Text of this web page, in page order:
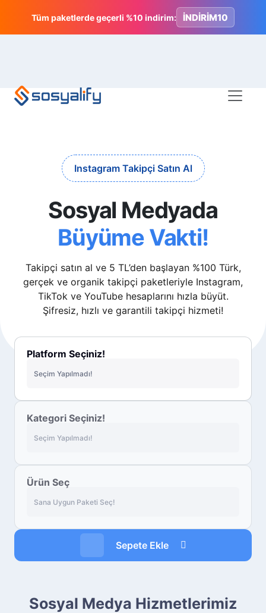
Tüm paketlerde geçerli %10 indirim: İNDİRİM10
Instagram Takipçi Satın Al
Sosyal Medyada
Büyüme Vakti!
Takipçi satın al ve 5 TL’den başlayan %100 Türk,
gerçek ve organik takipçi paketleriyle Instagram,
TikTok ve YouTube hesaplarını hızla büyüt.
Şifresiz, hızlı ve garantili takipçi hizmeti!
Platform Seçiniz!
Seçim Yapılmadı!
Kategori Seçiniz!
Seçim Yapılmadı!
Ürün Seç
Sana Uygun Paketi Seç!
Sepete Ekle
Sosyal Medya Hizmetlerimiz